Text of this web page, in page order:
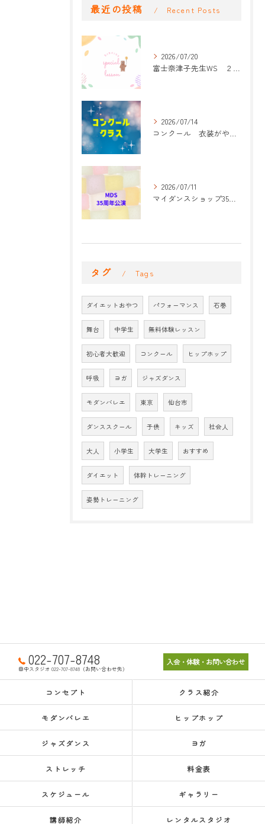
最近の投稿 Recent Posts
2026/07/20
富士奈津子先生WS ２回目
2026/07/14
コンクール 衣装がやって来た！
2026/07/11
マイダンスショップ35周年記念公演 振付開始
タグ Tags
ダイエットおやつ パフォーマンス 石巻
舞台 中学生 無料体験レッスン
初心者大歓迎 コンクール ヒップホップ
呼吸 ヨガ ジャズダンス
モダンバレエ 東京 仙台市
ダンススクール 子供 キッズ 社会人
大人 小学生 大学生 おすすめ
ダイエット 体幹トレーニング
姿勢トレーニング
022-707-8748
田中スタジオ 022-707-8748（お問い合わせ先）
入会・体験・お問い合わせ
コンセプト クラス紹介
モダンバレエ ヒップホップ
ジャズダンス ヨガ
ストレッチ 料金表
スケジュール ギャラリー
講師紹介 レンタルスタジオ